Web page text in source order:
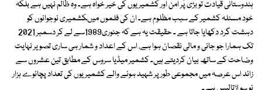
ہندوستانی قیادت تو بڑی پُر امن اور کشمیریوں کی خیر خواہ ہے۔ وہ ظالم نہیں ہے بلکہ
خود مسئلہ کشمیر کے سبب مظلوم ہے۔ ان کی فلموں میںکشمیری نوجوانوں کو
دہشت گرد دکھایا جاتا ہے ۔ حقیقت یہ ہے کہ جنوری1989سے لے کر دسمبر 2021
تک ہمارا جو جانی و مالی نقصان ہوا ہے، اس کے اعداد و شمار ہی ساری تصویر نہایت
وضاحت کے ساتھ بیان کردیتے ہیں۔ کشمیر میڈیا سروس کے مطابق تین عشروں سے
زائد اس عرصہ میں مجموعی طور پر شہید ہونے والے کشمیریوں کی تعداد پچانوے ہزار